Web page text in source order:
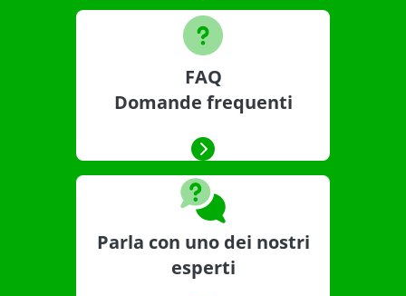
FAQ
Domande frequenti
Parla con uno dei nostri
esperti